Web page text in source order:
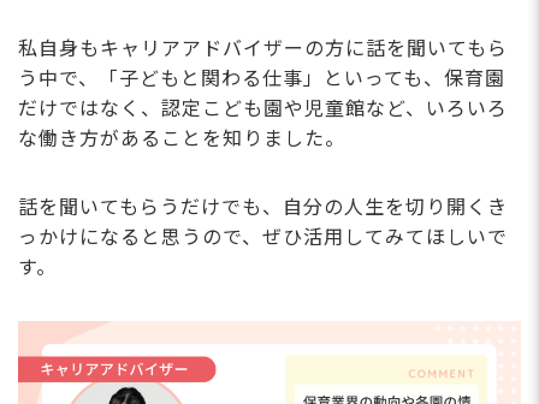
私自身もキャリアアドバイザーの方に話を聞いてもら
う中で、「子どもと関わる仕事」といっても、保育園
だけではなく、認定こども園や児童館など、いろいろ
な働き方があることを知りました。
話を聞いてもらうだけでも、自分の人生を切り開くき
っかけになると思うので、ぜひ活用してみてほしいで
す。